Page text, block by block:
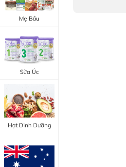
Mẹ Bầu
Sữa Úc
Hạt Dinh Dưỡng